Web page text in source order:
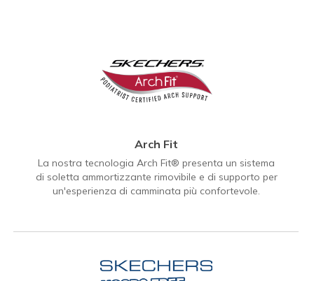
Arch Fit
La nostra tecnologia Arch Fit® presenta un sistema
di soletta ammortizzante rimovibile e di supporto per
un'esperienza di camminata più confortevole.